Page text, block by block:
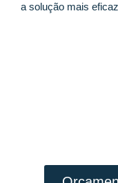
a solução mais